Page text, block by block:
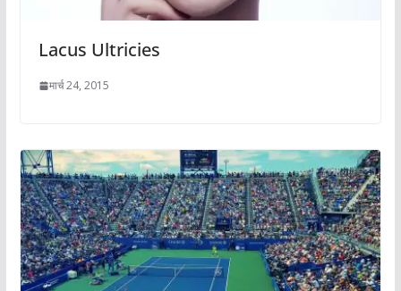
Lacus Ultricies
मार्च 24, 2015